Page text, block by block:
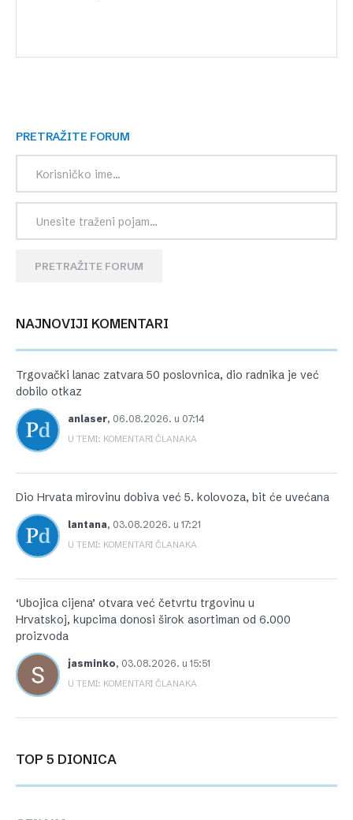
PRETRAŽITE FORUM
PRETRAŽITE FORUM
NAJNOVIJI KOMENTARI
Trgovački lanac zatvara 50 poslovnica, dio radnika je već
dobilo otkaz
anlaser, 06.08.2026. u 07:14
U TEMI: KOMENTARI ČLANAKA
Dio Hrvata mirovinu dobiva već 5. kolovoza, bit će uvećana
lantana, 03.08.2026. u 17:21
U TEMI: KOMENTARI ČLANAKA
‘Ubojica cijena’ otvara već četvrtu trgovinu u
Hrvatskoj, kupcima donosi širok asortiman od 6.000
proizvoda
jasminko, 03.08.2026. u 15:51
U TEMI: KOMENTARI ČLANAKA
TOP 5 DIONICA